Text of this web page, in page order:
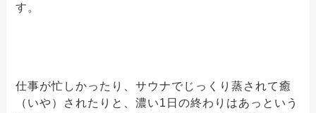
す。
仕事が忙しかったり、サウナでじっくり蒸されて癒
（いや）されたりと、濃い1日の終わりはあっという